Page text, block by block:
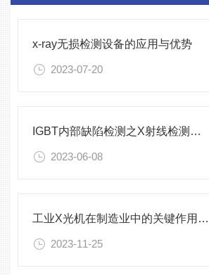
x-ray无损检测设备的应用与优势
2023-07-20
IGBT内部缺陷检测之X射线检测设备
2023-06-08
工业X光机在制造业中的关键作用与前景展望
2023-11-25